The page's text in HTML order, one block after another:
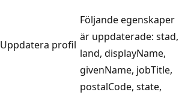
Uppdatera profil
Följande egenskaper
är uppdaterade: stad,
land, displayName,
givenName, jobTitle,
postalCode, state,